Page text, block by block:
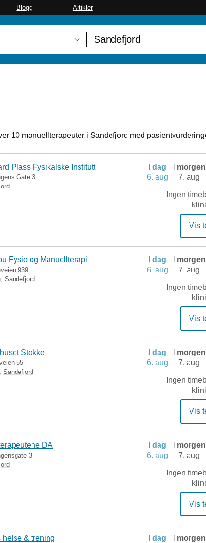
Blogg Artikler
10 manuellterapeuter i Sandefjord med
Plass Fysikalske Institutt
Gate 3
I dag
6. aug
I morgen
7. aug
Ingen
Vis
Fysio og Manuellterapi
939
Sandefjord
I dag
6. aug
I morgen
7. aug
Ingen
Vis
Stokke
55
Sandefjord
I dag
6. aug
I morgen
7. aug
Ingen
Vis
DA
3
I dag
6. aug
I morgen
7. aug
Ingen
Vis
helse & trening
I dag
I morgen